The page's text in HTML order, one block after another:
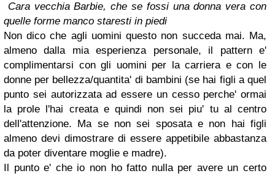
Cara vecchia Barbie, che se fossi una donna vera con
quelle forme manco staresti in piedi
Non dico che agli uomini questo non succeda mai. Ma,
almeno dalla mia esperienza personale, il pattern e'
complimentarsi con gli uomini per la carriera e con le
donne per bellezza/quantita' di bambini (se hai figli a quel
punto sei autorizzata ad essere un cesso perche' ormai
la prole l'hai creata e quindi non sei piu' tu al centro
dell'attenzione. Ma se non sei sposata e non hai figli
almeno devi dimostrare di essere appetibile abbastanza
da poter diventare moglie e madre).
Il punto e' che io non ho fatto nulla per avere un certo